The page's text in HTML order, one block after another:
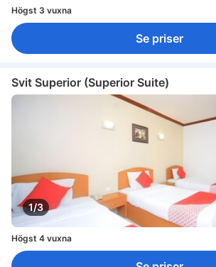
Högst 3 vuxna
Se priser
Svit Superior (Superior Suite)
1/3
Högst 4 vuxna